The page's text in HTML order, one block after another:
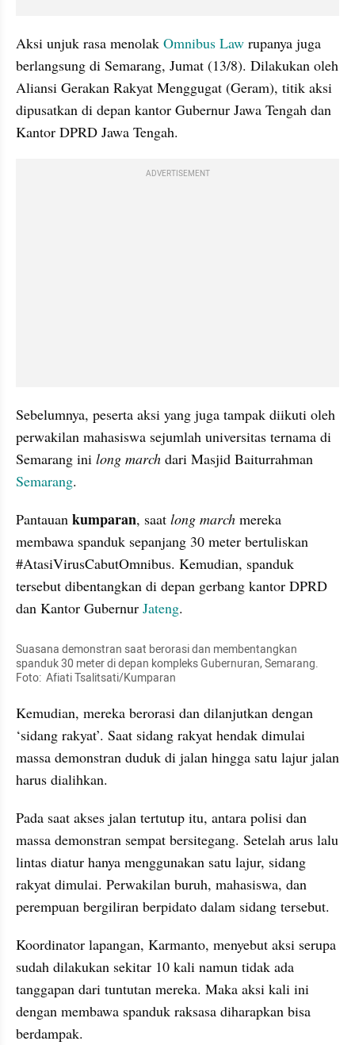
Aksi unjuk rasa menolak Omnibus Law rupanya juga
berlangsung di Semarang, Jumat (13/8). Dilakukan oleh
Aliansi Gerakan Rakyat Menggugat (Geram), titik aksi
dipusatkan di depan kantor Gubernur Jawa Tengah dan
Kantor DPRD Jawa Tengah.
ADVERTISEMENT
Sebelumnya, peserta aksi yang juga tampak diikuti oleh
perwakilan mahasiswa sejumlah universitas ternama di
Semarang ini long march
Semarang.
Pantauan kumparan, saat long march mereka
membawa spanduk sepanjang 30 meter bertuliskan
#AtasiVirusCabutOmnibus. Kemudian, spanduk
tersebut dibentangkan di depan gerbang kantor DPRD
dan Kantor Gubernur Jateng.
Suasana demonstran saat berorasi dan membentangkan
spanduk 30 meter di depan kompleks Gubernuran, Semarang.
Foto:  Afiati Tsalitsati/Kumparan
Kemudian, mereka berorasi dan dilanjutkan dengan
‘sidang rakyat’. Saat sidang rakyat hendak dimulai
massa demonstran duduk di jalan hingga satu lajur jalan
harus dialihkan.
Pada saat akses jalan tertutup itu, antara polisi dan
massa demonstran sempat bersitegang. Setelah arus lalu
lintas diatur hanya menggunakan satu lajur, sidang
rakyat dimulai. Perwakilan buruh, mahasiswa, dan
perempuan bergiliran berpidato dalam sidang tersebut.
Koordinator lapangan, Karmanto, menyebut aksi serupa
sudah dilakukan sekitar 10 kali namun tidak ada
tanggapan dari tuntutan mereka. Maka aksi kali ini
dengan membawa spanduk raksasa diharapkan bisa
berdampak.